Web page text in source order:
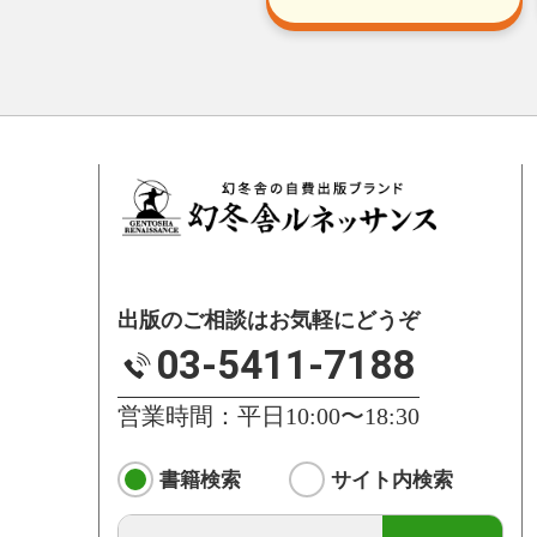
出版のご相談はお気軽にどうぞ
03-5411-7188
営業時間：平日10:00〜18:30
書籍検索 サイト内検索